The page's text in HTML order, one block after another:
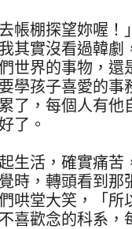
帳棚探望妳喔！
其實沒看過韓劇
世界的事物，還
學孩子喜愛的事
了，每個人有他
了。
生活，確實痛苦
時，轉頭看到那
哄堂大笑，「所
喜歡念的科系，